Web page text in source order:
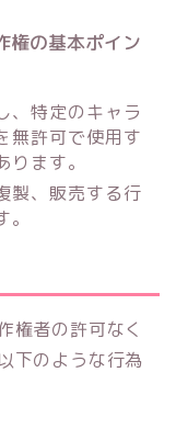
権の基本ポイン
、特定のキャラ
無許可で使用す
ます。
製、販売する行
権者の許可なく
下のような行為